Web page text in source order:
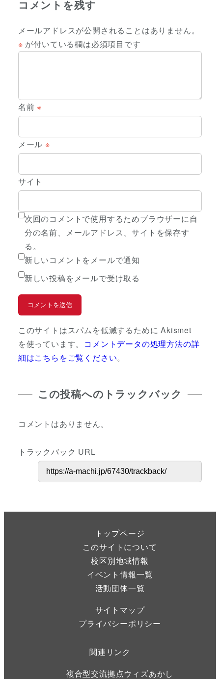
コメントを残す
メールアドレスが公開されることはありません。
※ が付いている欄は必須項目です
名前※
メール ※
サイト
次回のコメントで使用するためブラウザーに自
分の名前、メールアドレス、サイトを保存す
る。
新しいコメントをメールで通知
新しい投稿をメールで受け取る
このサイトはスパムを低減するために Akismet
を使っています。 コメントデータの処理方法の詳
細はこちらをご覧ください。
この投稿へのトラックバック
コメントはありません。
トラックバック URL
トップページ
このサイトについて
校区別地域情報
イベント情報一覧
活動団体一覧
サイトマップ
プライバシーポリシー
関連リンク
複合型交流拠点ウィズあかし